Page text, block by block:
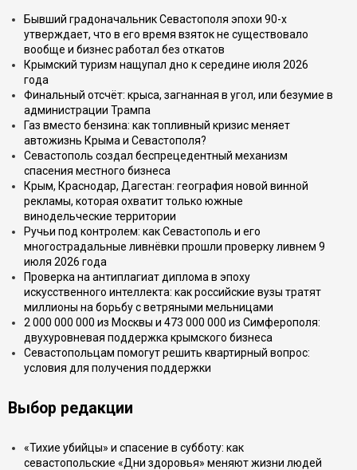
Бывший градоначальник Севастополя эпохи 90-х
утверждает, что в его время взяток не существовало
вообще и бизнес работал без откатов
Крымский туризм нащупал дно к середине июля 2026
года
Финальный отсчёт: крыса, загнанная в угол, или безумие в
администрации Трампа
Газ вместо бензина: как топливный кризис меняет
автожизнь Крыма и Севастополя?
Севастополь создал беспрецедентный механизм
спасения местного бизнеса
Крым, Краснодар, Дагестан: география новой винной
рекламы, которая охватит только южные
винодельческие территории
Ручьи под контролем: как Севастополь и его
многострадальные ливнёвки прошли проверку ливнем 9
июля 2026 года
Проверка на антиплагиат диплома в эпоху
искусственного интеллекта: как российские вузы тратят
миллионы на борьбу с ветряными мельницами
2 000 000 000 из Москвы и 473 000 000 из Симферополя:
двухуровневая поддержка крымского бизнеса
Севастопольцам помогут решить квартирный вопрос:
условия для получения поддержки
Выбор редакции
«Тихие убийцы» и спасение в субботу: как
севастопольские «Дни здоровья» меняют жизни людей